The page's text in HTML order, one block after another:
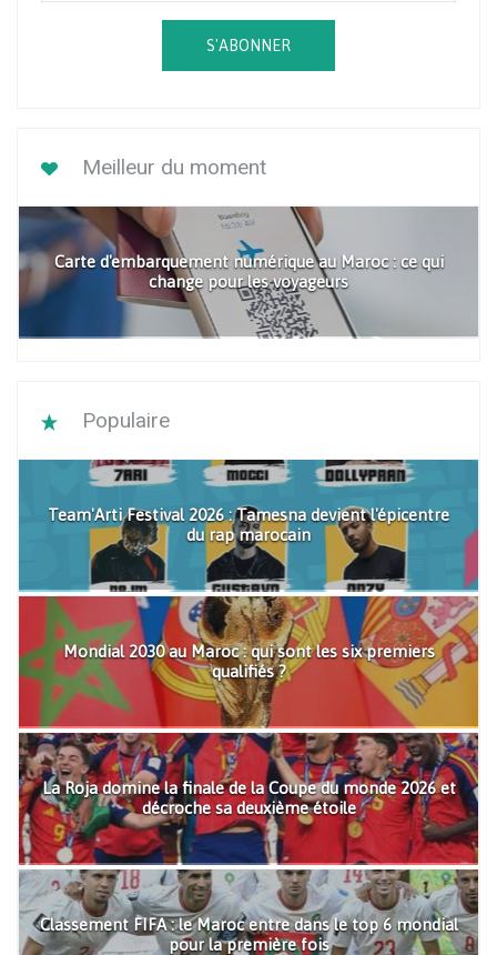
S'ABONNER
Meilleur du moment
Carte d'embarquement numérique au Maroc : ce qui
change pour les voyageurs
Populaire
Team'Arti Festival 2026 : Tamesna devient l'épicentre
du rap marocain
Mondial 2030 au Maroc : qui sont les six premiers
qualifiés ?
La Roja domine la finale de la Coupe du monde 2026 et
décroche sa deuxième étoile
Classement FIFA : le Maroc entre dans le top 6 mondial
pour la première fois